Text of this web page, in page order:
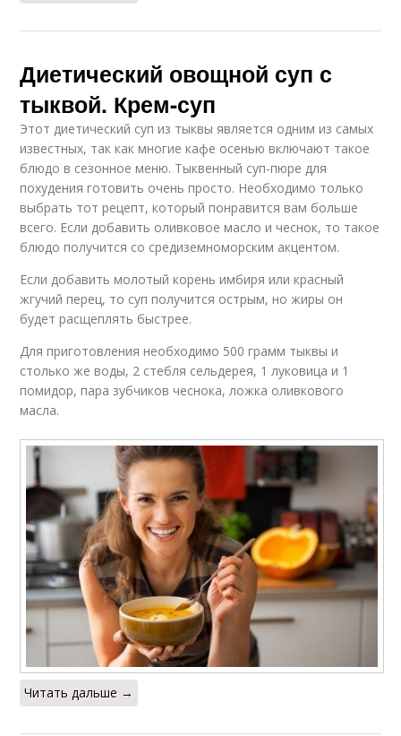
Диетический овощной суп с
тыквой. Крем-суп
Этот диетический суп из тыквы является одним из самых
известных, так как многие кафе осенью включают такое
блюдо в сезонное меню. Тыквенный суп-пюре для
похудения готовить очень просто. Необходимо только
выбрать тот рецепт, который понравится вам больше
всего. Если добавить оливковое масло и чеснок, то такое
блюдо получится со средиземноморским акцентом.
Если добавить молотый корень имбиря или красный
жгучий перец, то суп получится острым, но жиры он
будет расщеплять быстрее.
Для приготовления необходимо 500 грамм тыквы и
столько же воды, 2 стебля сельдерея, 1 луковица и 1
помидор, пара зубчиков чеснока, ложка оливкового
масла.
Читать дальше →